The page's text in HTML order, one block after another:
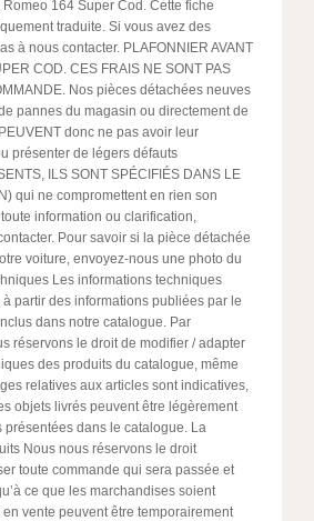
Romeo 164 Super Cod. Cette fiche
traduite. Si vous avez des
à nous contacter. PLAFONNIER AVANT
COD. CES FRAIS NE SONT PAS
Nos pièces détachées neuves
pannes du magasin ou directement de
donc ne pas avoir leur
présenter de légers défauts
ILS SONT SPÉCIFIÉS DANS LE
qui ne compromettent en rien son
information ou clarification,
Pour savoir si la pièce détachée
voiture, envoyez-nous une photo du
Les informations techniques
partir des informations publiées par le
dans notre catalogue. Par
réservons le droit de modifier / adapter
des produits du catalogue, même
relatives aux articles sont indicatives,
objets livrés peuvent être légèrement
présentées dans le catalogue. La
Nous nous réservons le droit
toute commande qui sera passée et
ce que les marchandises soient
vente peuvent être temporairement